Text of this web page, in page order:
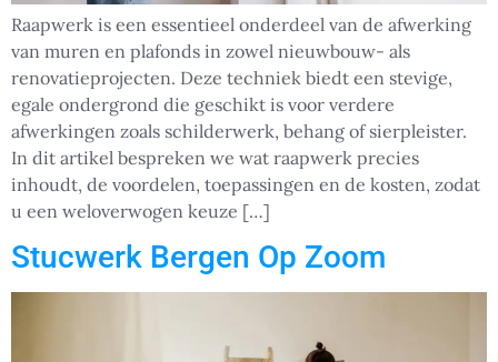
Raapwerk is een essentieel onderdeel van de afwerking
van muren en plafonds in zowel nieuwbouw- als
renovatieprojecten. Deze techniek biedt een stevige,
egale ondergrond die geschikt is voor verdere
afwerkingen zoals schilderwerk, behang of sierpleister.
In dit artikel bespreken we wat raapwerk precies
inhoudt, de voordelen, toepassingen en de kosten, zodat
u een weloverwogen keuze […]
Stucwerk Bergen Op Zoom